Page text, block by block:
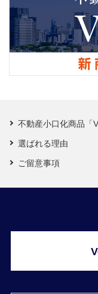
不動産小口化商品「V
選ばれる理由
ご留意事項